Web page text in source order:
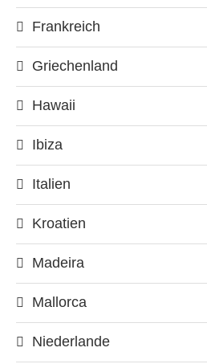
Frankreich
Griechenland
Hawaii
Ibiza
Italien
Kroatien
Madeira
Mallorca
Niederlande